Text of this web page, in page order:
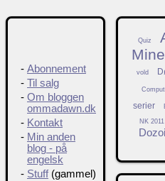
Quiz
vold
serier
NK 2011
- Abonnement
- Til salg
- Om bloggen
ommadawn.dk
- Kontakt
- Min anden
blog - på
engelsk
- Stuff(gammel)